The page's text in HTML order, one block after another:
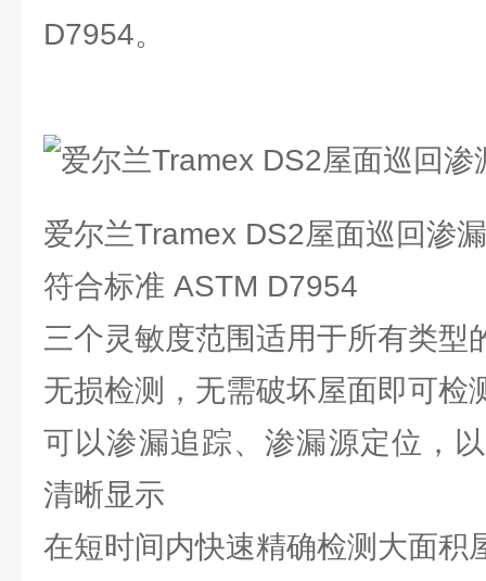
D7954。
爱尔兰Tramex DS2屋面巡回渗
符合标准 ASTM D7954
三个灵敏度范围适用于所有类型
无损检测，无需破坏屋面即可检
可以渗漏追踪、渗漏源定位，
清晰显示
在短时间内快速精确检测大面积